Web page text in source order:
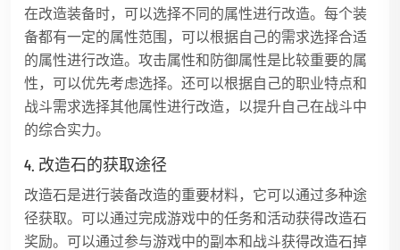
在改造装备时，可以选择不同的属性进行改造。每个装
备都有一定的属性范围，可以根据自己的需求选择合适
的属性进行改造。攻击属性和防御属性是比较重要的属
性，可以优先考虑选择。还可以根据自己的职业特点和
战斗需求选择其他属性进行改造，以提升自己在战斗中
的综合实力。
4. 改造石的获取途径
改造石是进行装备改造的重要材料，它可以通过多种途
径获取。可以通过完成游戏中的任务和活动获得改造石
奖励。可以通过参与游戏中的副本和战斗获得改造石掉